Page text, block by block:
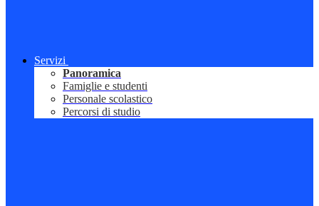
Servizi
Panoramica
Famiglie e studenti
Personale scolastico
Percorsi di studio